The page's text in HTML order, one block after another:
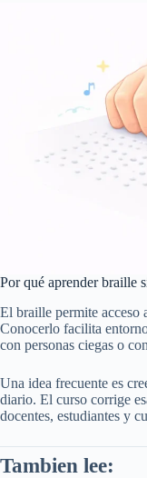
Por qué aprender braille
El braille permite acceso
Conocerlo facilita
con personas ciegas o
Una idea frecuente es
diario. El curso corrige
docentes, estudiantes y
Tambien lee: